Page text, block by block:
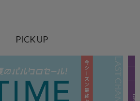
PICK UP